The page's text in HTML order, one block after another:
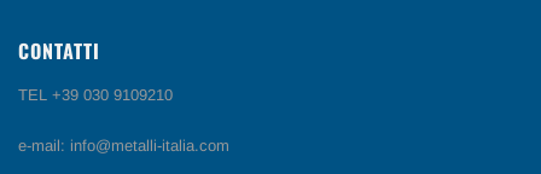
CONTATTI
TEL +39 030 9109210
e-mail: info@metalli-italia.com